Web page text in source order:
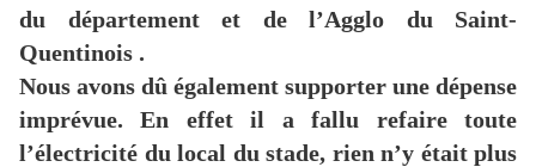
du département et de l’Agglo du Saint-
Quentinois .
Nous avons dû également supporter une dépense
imprévue. En effet il a fallu refaire toute
l’électricité du local du stade, rien n’y était plus